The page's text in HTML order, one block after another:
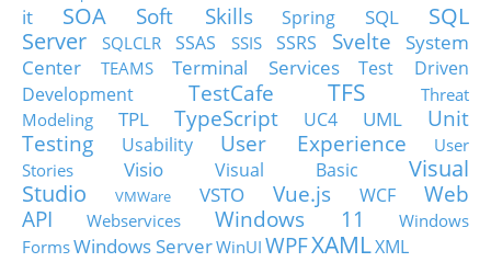
it
SOA Soft Skills Spring SQL
SQL
Server
SQLCLR SSAS SSIS SSRS Svelte
System
Center
TEAMS Terminal Services
Test Driven
Development
TestCafe TFS
Threat
Modeling
TPL TypeScript UC4 UML
Unit
Testing
Usability User Experience
User
Stories
Visio Visual Basic
Visual
Studio
VMWare VSTO Vue.js WCF
Web
API
Webservices Windows 11
Windows
FormsWindows ServerWinUI WPFXAMLXML